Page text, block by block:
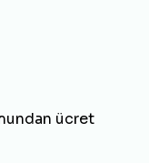
ücret